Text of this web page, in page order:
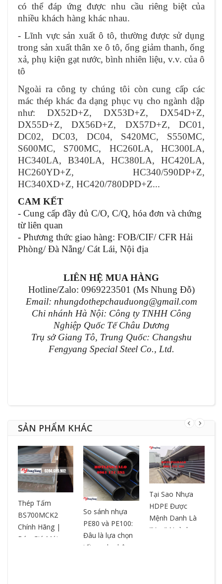
có thể đáp ứng được nhu cầu riêng biệt của
nhiều khách hàng khác nhau.
- Lĩnh vực sản xuất ô tô, thường được sử dụng
trong sản xuất thân xe ô tô, ống giảm thanh, ống
xả, phụ kiện gạt nước, bình nhiên liệu, v.v. của ô
tô
Ngoài ra công ty chúng tôi còn cung cấp các
mác thép khác đa dạng phục vụ cho ngành dập
như: DX52D+Z, DX53D+Z, DX54D+Z,
DX55D+Z, DX56D+Z, DX57D+Z, DC01,
DC02, DC03, DC04, S420MC, S550MC,
S600MC, S700MC, HC260LA, HC300LA,
HC340LA, B340LA, HC380LA, HC420LA,
HC260YD+Z, HC340/590DP+Z,
HC340XD+Z, HC420/780DPD+Z...
CAM KẾT
- Cung cấp đầy đủ C/O, C/Q, hóa đơn và chứng
từ liên quan
- Phương thức giao hàng: FOB/CIF/ CFR Hải
Phòng/ Đà Nẵng/ Cát Lái, Nội địa
LIÊN HỆ MUA HÀNG
Hotline/Zalo: 0969223501 (Ms Nhung Đỗ)
Email: nhungdothepchauduong@gmail.com
Chi nhánh Hà Nội: Công ty TNHH Công
Nghiệp Quốc Tế Châu Dương
Trụ sở Giang Tô, Trung Quốc: Changshu
Fengyang Special Steel Co., Ltd.
SẢN PHẨM KHÁC
Thép Tấm
BS700MCK2
Chính Hãng |
Báo Giá Mới
So sánh nhựa
PE80 và PE100:
Đâu là lựa chọn
tối ưu cho hệ
Tại Sao Nhựa
HDPE Được
Mệnh Danh Là
"Vua" Ngành